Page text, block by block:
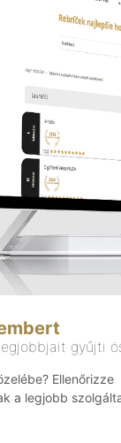
gyűjti
Ellenőrizze
a legjobb